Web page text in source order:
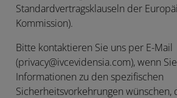
Standardvertragsklauseln der
Kommission).
Bitte kontaktieren Sie uns per E-Mail
(privacy@ivcevidensia.com), wenn
Informationen zu den spezifischen
Sicherheitsvorkehrungen wünschen,